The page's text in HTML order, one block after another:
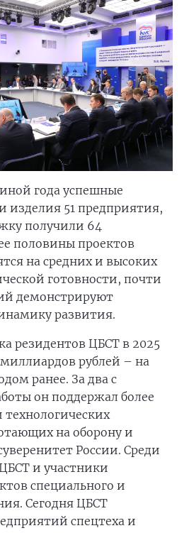
года успешные
51 предприятия,
получили 64
половины проектов
на средних и высоких
готовности, почти
демонстрируют
развития.
резидентов ЦБСТ в 2025
миллиардов рублей – на
ранее. За два с
он поддержал более
на оборону и
России. Среди
и участники
специального и
Сегодня ЦБСТ
спецтеха и